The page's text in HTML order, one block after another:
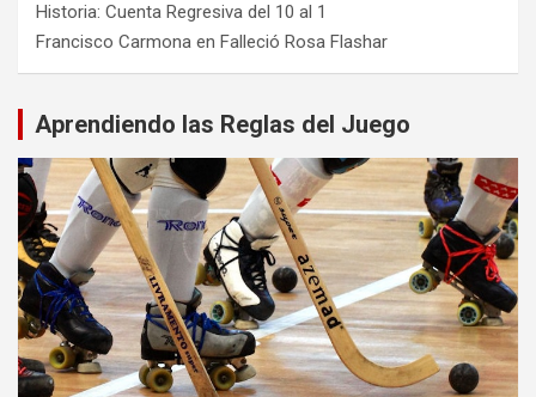
Historia: Cuenta Regresiva del 10 al 1
Francisco Carmona en Falleció Rosa Flashar
Aprendiendo las Reglas del Juego